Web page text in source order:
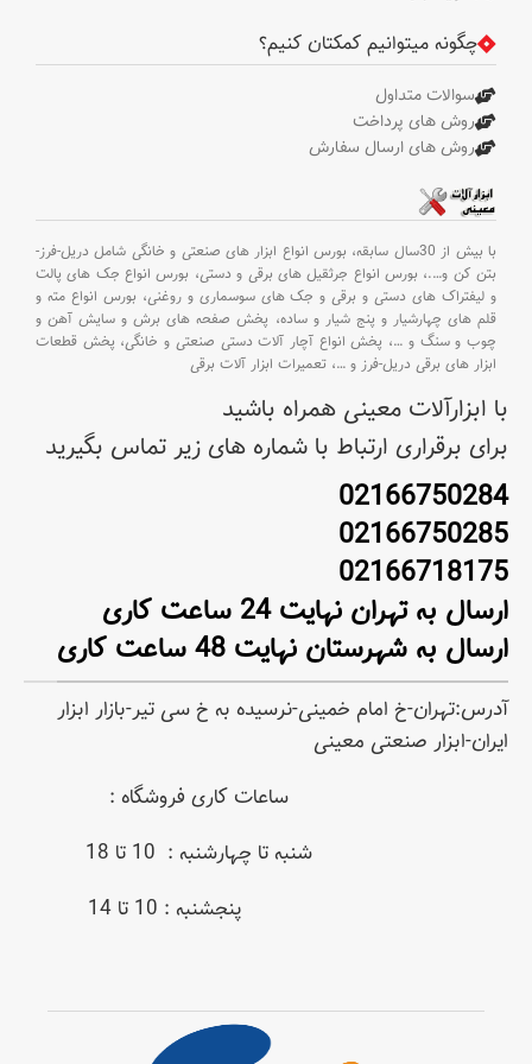
چگونه میتوانیم کمکتان کنیم؟
سوالات متداول
روش های پرداخت
روش های ارسال سفارش
با بیش از 30سال سابقه،
بورس انواع ابزار های صنعتی و خانگی شامل دریل-فرز-
بتن کن و….، بورس انواع جرثقیل های برقی و دستی، بورس انواع جک های پالت
و لیفتراک های دستی و برقی و جک های سوسماری و روغنی، بورس انواع مته و
قلم های چهارشیار و پنج شیار و ساده، پخش صفحه های برش و سایش آهن و
چوب و سنگ و …، پخش انواع آچار آلات دستی صنعتی و خانگی، پخش قطعات
ابزار های برقی دریل-فرز و …، تعمیرات ابزار آلات برقی
با ابزارآلات معینی همراه باشید
برای برقراری ارتباط با شماره های زیر تماس بگیرید
02166750284
02166750285
02166718175
ارسال به تهران نهایت 24 ساعت کاری
ارسال به شهرستان نهایت 48 ساعت کاری
آدرس:تهران-خ امام خمینی-نرسیده به خ سی تیر-بازار ابزار
ایران-ابزار صنعتی معینی
ساعات کاری فروشگاه :
شنبه تا چهارشنبه : 10 تا 18
پنجشنبه : 10 تا 14